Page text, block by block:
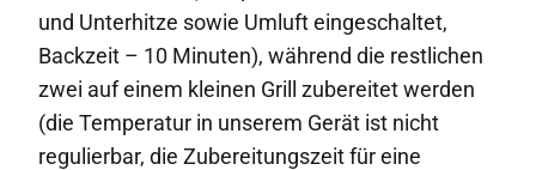
und Unterhitze sowie Umluft eingeschaltet,
Backzeit – 10 Minuten), während die restlichen
zwei auf einem kleinen Grill zubereitet werden
(die Temperatur in unserem Gerät ist nicht
regulierbar, die Zubereitungszeit für eine